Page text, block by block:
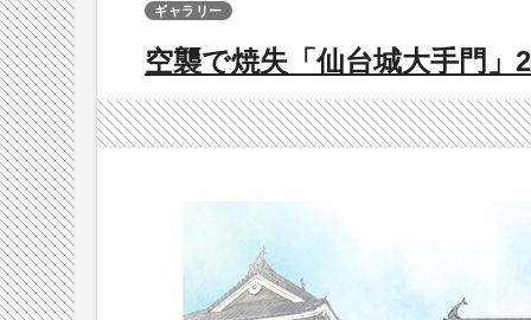
空襲で焼失「仙台城大手門
ギャラリー